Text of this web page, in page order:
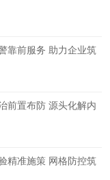
靠前服务 助力企业筑
前置布防 源头化解内
精准施策 网格防控筑